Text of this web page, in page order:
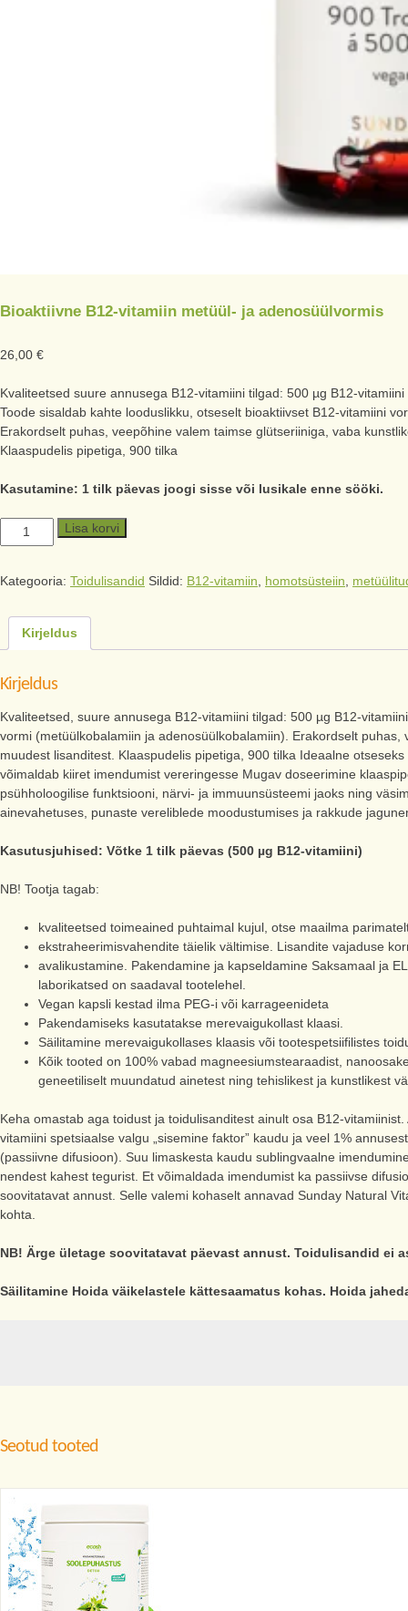
Bioaktiivne B12-vitamiin metüül- ja adenosüülvormis
26,00 €
Kvaliteetsed suure annusega B12-vitamiini tilgad: 500 µg B12-
Toode sisaldab kahte looduslikku, otseselt bioaktiivset B12-vitamiini
Erakordselt puhas, veepõhine valem taimse glütseriiniga, vaba
Klaaspudelis pipetiga, 900 tilka
Kasutamine: 1 tilk päevas joogi sisse või lusikale enne sööki.
Lisa korvi
Kategooria: Toidulisandid Sildid: B12-vitamiin homotsüsteiin
Kirjeldus
Kirjeldus
Kvaliteetsed, suure annusega B12-vitamiini tilgad: 500 µg B12-
vormi (metüülkobalamiin ja adenosüülkobalamiin). Erakordselt
muudest lisanditest. Klaaspudelis pipetiga, 900 tilka Ideaalne
võimaldab kiiret imendumist vereringesse Mugav doseerimine
psühholoogilise funktsiooni, närvi- ja immuunsüsteemi jaoks ning
ainevahetuses, punaste vereliblede moodustumises ja rakkude
Kasutusjuhised: Võtke 1 tilk päevas (500 µg B12-vitamiini)
NB! Tootja tagab:
kvaliteetsed toimeained puhtaimal kujul, otse maailma
ekstraheerimisvahendite täielik vältimise. Lisandite vajaduse
avalikustamine. Pakendamine ja kapseldamine Saksamaal ja
laborikatsed on saadaval tootelehel.
Vegan kapsli kestad ilma PEG-i või karrageenideta
Pakendamiseks kasutatakse merevaigukollast klaasi.
Säilitamine merevaigukollases klaasis või tootespetsiifilistes
Kõik tooted on 100% vabad magneesiumstearaadist,
geneetiliselt muundatud ainetest ning tehislikest ja kunstlikest
Keha omastab aga toidust ja toidulisanditest ainult osa B12-
vitamiini spetsiaalse valgu „sisemine faktor” kaudu ja veel 1%
(passiivne difusioon). Suu limaskesta kaudu sublingvaalne
nendest kahest tegurist. Et võimaldada imendumist ka passiivse
soovitatavat annust. Selle valemi kohaselt annavad Sunday Natural
kohta.
NB! Ärge ületage soovitatavat päevast annust. Toidulisandid
Säilitamine Hoida väikelastele kättesaamatus kohas. Hoida
Seotud tooted